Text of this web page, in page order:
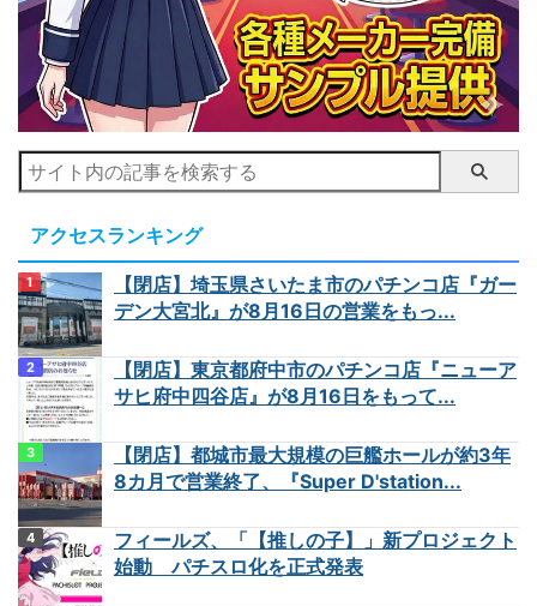
アクセスランキング
【閉店】埼玉県さいたま市のパチンコ店『ガー
デン大宮北』が8月16日の営業をもっ...
【閉店】東京都府中市のパチンコ店『ニューア
サヒ府中四谷店』が8月16日をもって...
【閉店】都城市最大規模の巨艦ホールが約3年
8カ月で営業終了、『Super D'station...
フィールズ、「【推しの子】」新プロジェクト
始動 パチスロ化を正式発表